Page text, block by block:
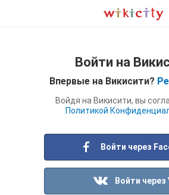
Войти на
Впервые на Викисити?
Войдя на Викисити, вы
Политикой
Войти через
Войти через